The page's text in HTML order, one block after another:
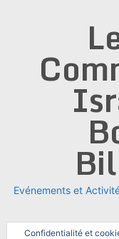
Evénements et
Confidentialité et